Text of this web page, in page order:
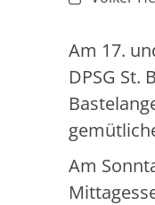
Am 17.
DPSG
Am